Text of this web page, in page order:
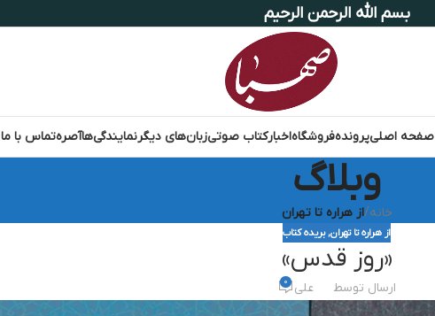
بسم الله الرحمن الرحیم
صفحه اصلیپروندهفروشگاهاخبارکتاب صوتیزبان‌های دیگرنمایندگی‌هاآصرهتماس با ما
وبلاگ
خانه/از هراره تا تهران
از هراره تا تهران,بریده کتاب
«روز قدس»
ارسال توسط علی 0